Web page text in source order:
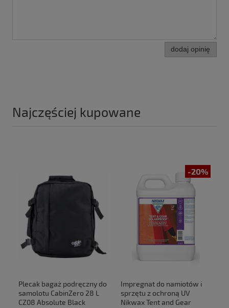
dodaj opinię
Najczęściej kupowane
Plecak bagaż podręczny do
samolotu CabinZero 28 L
CZ08 Absolute Black
-20%
Impregnat do namiotów i
sprzętu z ochroną UV
Nikwax Tent and Gear